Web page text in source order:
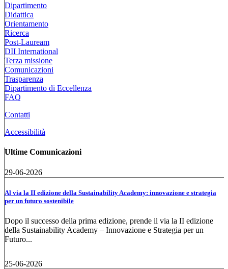
Dipartimento
Didattica
Orientamento
Ricerca
Post-Lauream
DII International
Terza missione
Comunicazioni
Trasparenza
Dipartimento di Eccellenza
FAQ
Contatti
Accessibilità
Ultime Comunicazioni
29-06-2026
Al via la II edizione della Sustainability Academy: innovazione e strategia
per un futuro sostenibile
Dopo il successo della prima edizione, prende il via la II edizione
della Sustainability Academy – Innovazione e Strategia per un
Futuro...
25-06-2026